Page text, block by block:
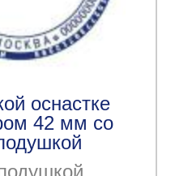
оснастке
42 мм со